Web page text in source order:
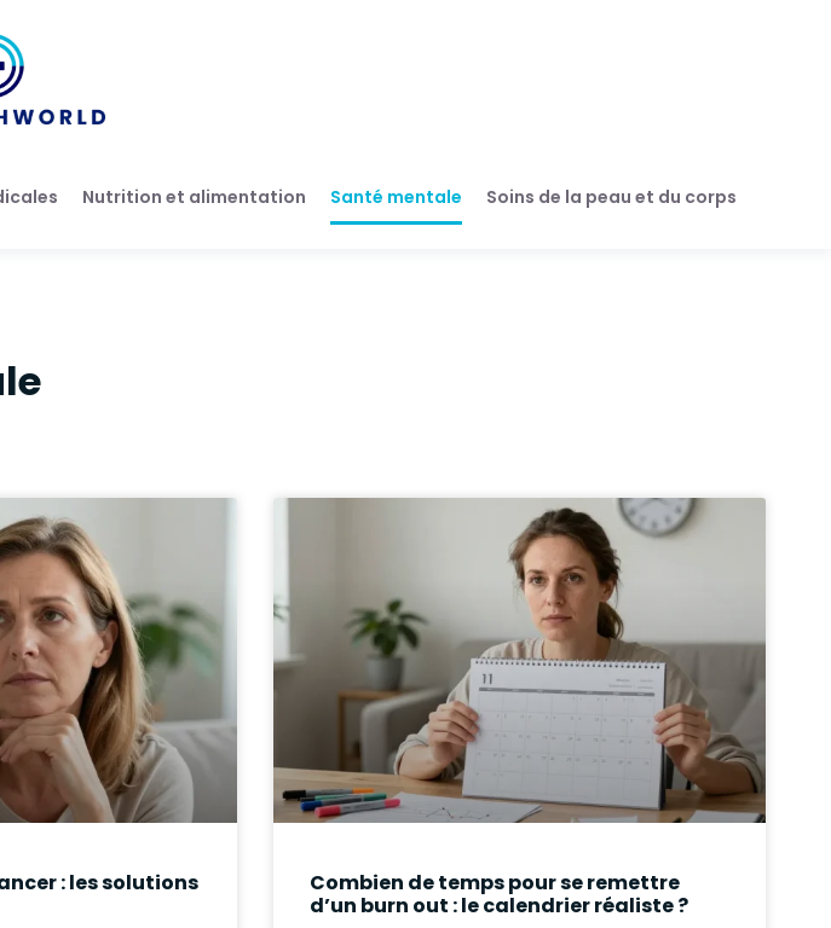
Nutrition et alimentation Santé mentale Soins de la peau et du corps
: les solutions
Combien de temps pour se remettre
d’un burn out : le calendrier réaliste ?